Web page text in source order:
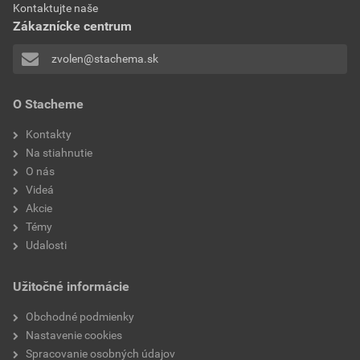
Veľkosť
0,20 MB
Technický list
Veľkosť
O Stacheme
Kontakty
Na stiahnutie
O nás
Videá
Akcie
Témy
Udalosti
Užitočné informácie
Obchodné podmienky
Nastavenie cookies
Spracovanie osobných údajov
Kontaktujte naše
Zákaznícke centrum
zvolen@stachema.sk